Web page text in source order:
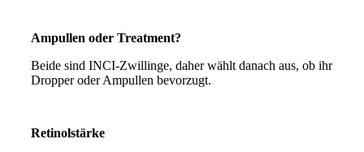
Ampullen oder Treatment?
Beide sind INCI-Zwillinge, daher wählt danach aus, ob ihr
Dropper oder Ampullen bevorzugt.
Retinolstärke